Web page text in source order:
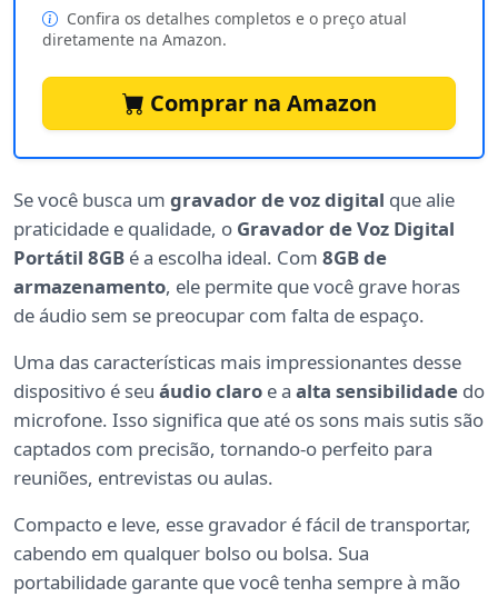
Confira os detalhes completos e o preço atual
diretamente na Amazon.
Comprar na Amazon
Se você busca um gravador de voz digital que alie
praticidade e qualidade, o Gravador de Voz Digital
Portátil 8GB é a escolha ideal. Com 8GB de
armazenamento, ele permite que você grave horas
de áudio sem se preocupar com falta de espaço.
Uma das características mais impressionantes desse
dispositivo é seu áudio claro e a alta sensibilidade do
microfone. Isso significa que até os sons mais sutis são
captados com precisão, tornando-o perfeito para
reuniões, entrevistas ou aulas.
Compacto e leve, esse gravador é fácil de transportar,
cabendo em qualquer bolso ou bolsa. Sua
portabilidade garante que você tenha sempre à mão